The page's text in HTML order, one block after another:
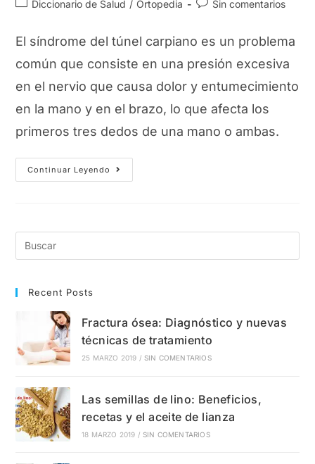
Categoría
entrada:
Diccionario de Salud / Ortopedia
Comentarios
entrada:
Sin comentarios
El síndrome del túnel carpiano es un problema
común que consiste en una presión excesiva
en el nervio que causa dolor y entumecimiento
en la mano y en el brazo, lo que afecta los
primeros tres dedos de una mano o ambas.
Continuar Leyendo
¿Qué
Es
Y
Recent Posts
Fractura ósea: Diagnóstico y nuevas
técnicas de tratamiento
25 MARZO 2019 / SIN COMENTARIOS
Las semillas de lino: Beneficios,
recetas y el aceite de lianza
18 MARZO 2019 / SIN COMENTARIOS